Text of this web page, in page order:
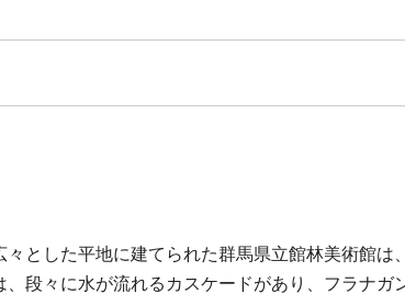
とした平地に建てられた群馬県立館林美術館は
段々に水が流れるカスケードがあり、フラナガ